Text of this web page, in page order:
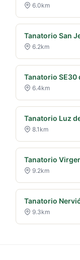
6.0km
Tanatorio San
6.2km
Tanatorio SE30
6.4km
Tanatorio Luz
8.1km
Tanatorio
9.2km
Tanatorio
9.3km